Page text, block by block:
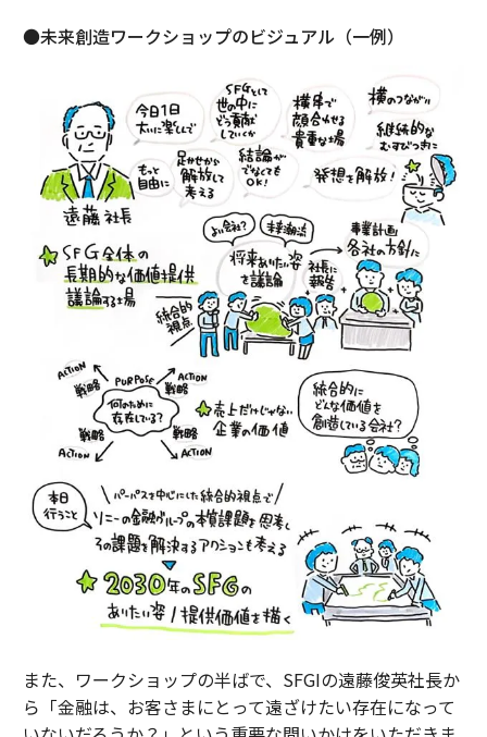
●未来創造ワークショップのビジュアル（一例）
また、ワークショップの半ばで、SFGIの遠藤俊英社長か
ら「金融は、お客さまにとって遠ざけたい存在になって